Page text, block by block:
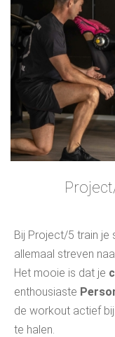
Bij Project/5 train je
allemaal streven
Het mooie is dat je
enthousiaste
de workout actief
te halen.